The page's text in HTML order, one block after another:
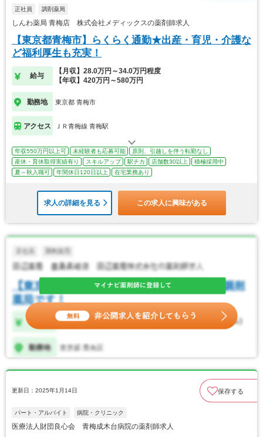
正社員 調剤薬局
しんわ薬局 青梅店 株式会社メディックスの薬剤師求人
【東京都青梅市】らくらく通勤★出産・育児・介護な
ど福利厚生も充実！
給与
【月収】28.0万円～34.0万円程度
【年収】420万円～580万円
勤務地 東京都 青梅市
アクセス ＪＲ青梅線 青梅駅
年収550万円以上可 未経験者も応募可能
原則、引越しを伴う転勤なし
産休・育休取得実績有り
スキルアップ 駅チカ 店舗数30以上
積極採用中
夏～秋入職可
年間休日120日以上 在宅業務あり
求人の詳細を見る この求人に興味がある
更新日：2025年1月14日 保存する
パート・アルバイト 病院・クリニック
医療法人財団良心会 青梅成木台病院の薬剤師求人